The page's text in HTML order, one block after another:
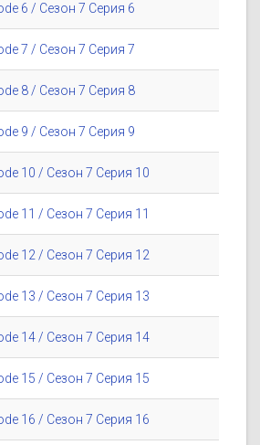
6 / Сезон 7 Серия 6
7 / Сезон 7 Серия 7
8 / Сезон 7 Серия 8
9 / Сезон 7 Серия 9
10 / Сезон 7 Серия 10
11 / Сезон 7 Серия 11
12 / Сезон 7 Серия 12
13 / Сезон 7 Серия 13
14 / Сезон 7 Серия 14
15 / Сезон 7 Серия 15
16 / Сезон 7 Серия 16